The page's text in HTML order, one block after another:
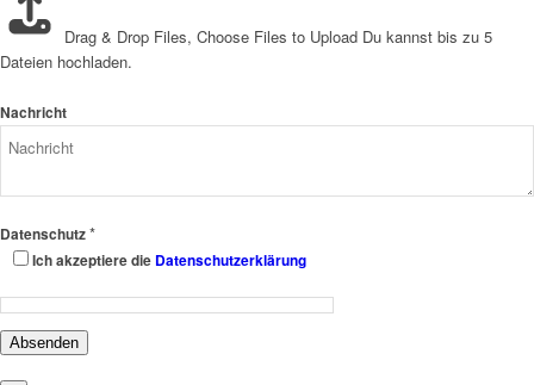
Drag & Drop Files, Choose Files to Upload Du kannst bis zu 5
Dateien hochladen.
Nachricht
Datenschutz*
Ich akzeptiere die Datenschutzerklärung
Absenden